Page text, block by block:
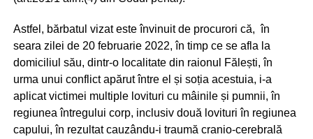
Astfel, bărbatul vizat este învinuit de procurori că, în
seara zilei de 20 februarie 2022, în timp ce se afla la
domiciliul său, dintr-o localitate din raionul Fălești, în
urma unui conflict apărut între el și soția acestuia, i-a
aplicat victimei multiple lovituri cu mâinile și pumnii, în
regiunea întregului corp, inclusiv două lovituri în regiunea
capului, în rezultat cauzându-i traumă cranio-cerebrală